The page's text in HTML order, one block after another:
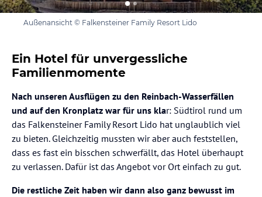
Außenansicht © Falkensteiner Family Resort Lido
Ein Hotel für unvergessliche
Familienmomente
Nach unseren Ausflügen zu den Reinbach-Wasserfällen
und auf den Kronplatz war für uns klar: Südtirol rund um
das Falkensteiner Family Resort Lido hat unglaublich viel
zu bieten. Gleichzeitig mussten wir aber auch feststellen,
dass es fast ein bisschen schwerfällt, das Hotel überhaupt
zu verlassen. Dafür ist das Angebot vor Ort einfach zu gut.
Die restliche Zeit haben wir dann also ganz bewusst im